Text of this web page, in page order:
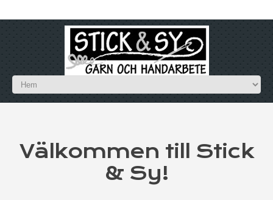
Välkommen till Stick
& Sy!